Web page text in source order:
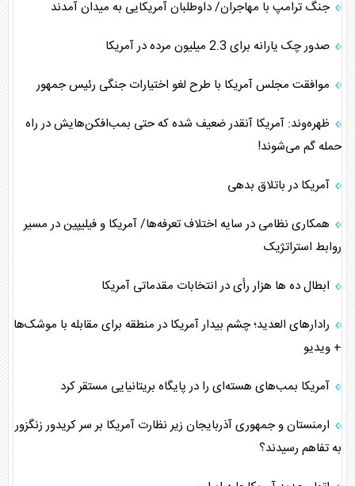
جنگ ترامپ با مهاجران/ داوطلبان آمریکایی به میدان آمدند
صدور چک یارانه برای 2.3 میلیون مرده در آمریکا
موافقت مجلس آمریکا با طرح لغو اختیارات جنگی رئیس جمهور
ظهره‌وند: آمریکا آنقدر ضعیف شده که حتی بمب‌افکن‌هایش در راه
حمله گم می‌شوند!
آمریکا در باتلاق بدهی
همکاری نظامی در سایه اختلاف تعرفه‌ها/ آمریکا و فیلیپین در مسیر
روابط استراتژیک
ابطال ده ها هزار رأی‌ در انتخابات مقدماتی آمریکا
رادارهای العدید؛ چشم بیدار آمریکا در منطقه برای مقابله با موشک‌ها
+ ویدیو
آمریکا بمب‌های هسته‌ای را در پایگاه بریتانیایی مستقر کرد
ارمنستان و جمهوری آذربایجان زیر نظارت آمریکا بر سر کریدور زنگزور
به تفاهم رسیدند؟